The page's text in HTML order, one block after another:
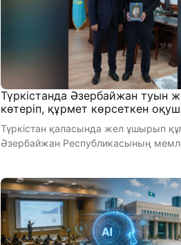
Түркістанда Әзербайжан туын
көтеріп, құрмет көрсеткен
полиция бастығы арнайы
Түркістан қаласында жел ұшырып
Әзербайжан Республикасының